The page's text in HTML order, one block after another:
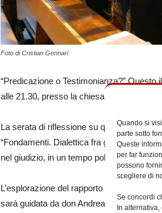
Quando si
parte sotto
Queste
per far
possono
scegliere di
Se concordi
In
Foto di Cristian Gennari
“Predicazione o Testimonianza?” Questo
alle 21.30, presso la chiesa di San
La serata di riflessione su questa
“Fondamenti. Dialettica fra gli opposti”,
nel giudizio, in un tempo polarizzato da
L’esplorazione del rapporto tra
sarà guidata da don Andrea Lonardo,